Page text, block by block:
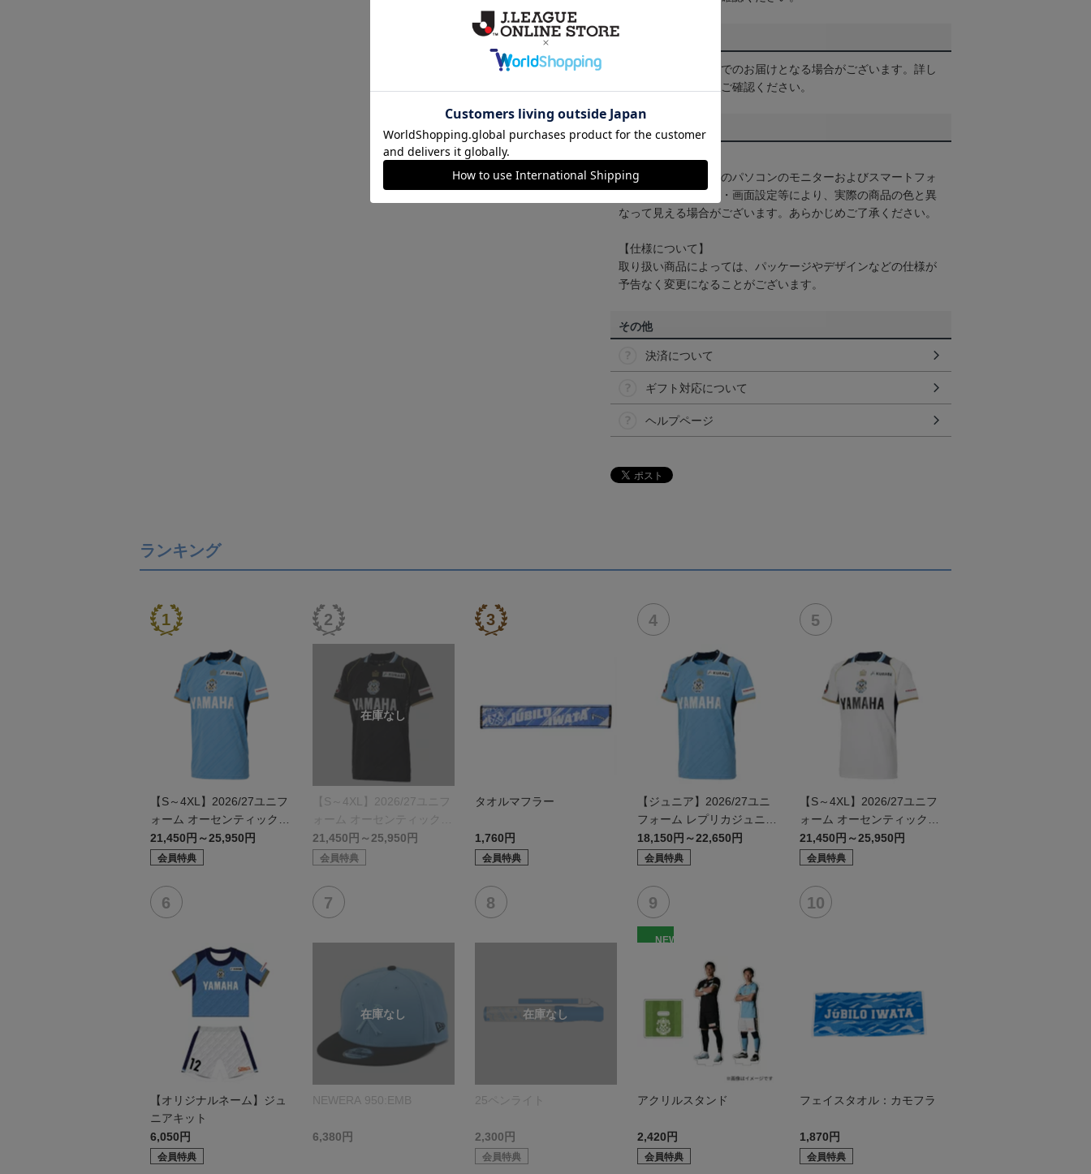
配送方法について
一部商品はメール便でのお届けとなる場合がございます。詳し
をご確認ください。
商品について
【カラーについて】
商品画像は、お使いのパソコンのモニターおよびスマートフォ
ンのメーカー・機種・画面設定等により、実際の商品の色と異
なって見える場合がございます。あらかじめご了承ください。
【仕様について】
取り扱い商品によっては、パッケージやデザインなどの仕様が
予告なく変更になることがございます。
その他
決済について
ギフト対応について
ヘルプページ
ランキング
【S～4XL】2026/27ユニフ
ォーム オーセンティックモ
デル:FP1st
21,450円～25,950円
会員特典
【S～4XL】2026/27ユニフ
ォーム オーセンティックモ
デル:GK
21,450円～25,950円
会員特典
タオルマフラー
1,760円
会員特典
【ジュニア】2026/27ユニ
フォーム レプリカジュニア
モデル:FP1st
18,150円～22,650円
会員特典
【S～4XL】2026/27ユニフ
ォーム オーセンティックモ
デル:FP2nd
21,450円～25,950円
会員特典
【オリジナルネーム】ジュ
ニアキット
6,050円
会員特典
NEWERA 950:EMB
6,380円
25ペンライト
2,300円
会員特典
NEW
アクリルスタンド
2,420円
会員特典
フェイスタオル：カモフラ
1,870円
会員特典